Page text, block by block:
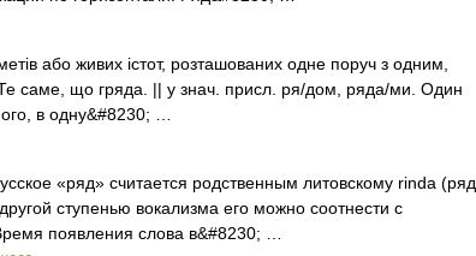
або живих істот, розташованих одне поруч з одним,
саме, що гряда. || у знач. присл. ря/дом, ряда/ми. Один
в одну&#8230; …
«ряд» считается родственным литовскому rinda (ряд,
ступенью вокализма его можно соотнести с
появления слова в&#8230; …